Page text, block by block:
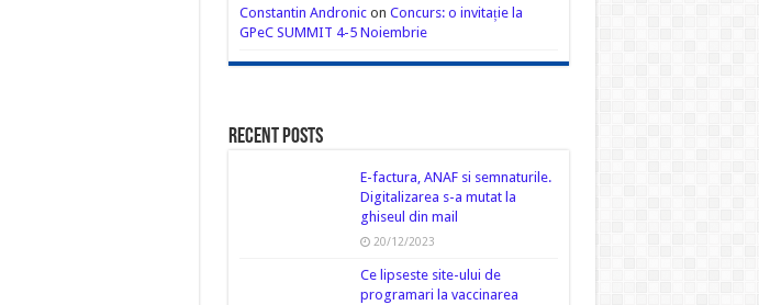
Constantin Andronicon Concurs: o invitație la
GPeC SUMMIT 4-5 Noiembrie
Recent Posts
E-factura, ANAF si semnaturile.
Digitalizarea s-a mutat la
ghiseul din mail
20/12/2023
Ce lipseste site-ului de
programari la vaccinarea